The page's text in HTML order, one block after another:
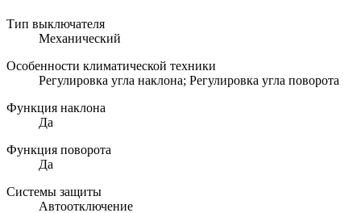
Тип выключателя
Механический
Особенности климатической техники
Регулировка угла наклона; Регулировка угла поворота
Функция наклона
Да
Функция поворота
Да
Системы защиты
Автоотключение